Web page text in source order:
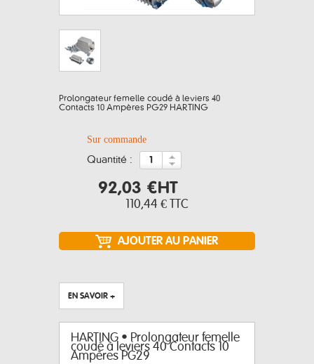
Prolongateur femelle coudé à leviers 40
Contacts 10 Ampères PG29 HARTING
Sur commande
quantité :
92,03 €HT
110,44 € TTC
EN SAVOIR +
HARTING • Prolongateur femelle
coudé à leviers 40 Contacts 10
Ampères PG29